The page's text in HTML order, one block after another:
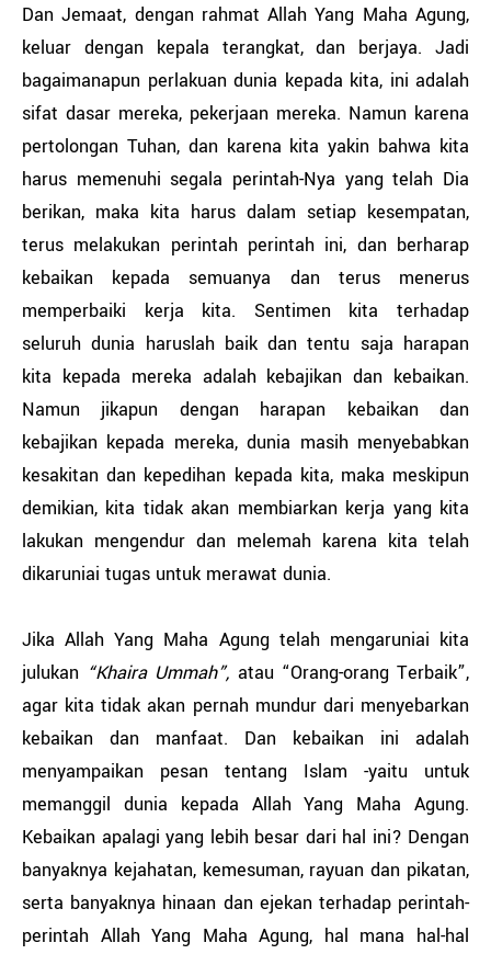
Dan Jemaat, dengan rahmat Allah Yang Maha Agung,
keluar dengan kepala terangkat, dan berjaya. Jadi
bagaimanapun perlakuan dunia kepada kita, ini adalah
sifat dasar mereka, pekerjaan mereka. Namun karena
pertolongan Tuhan, dan karena kita yakin bahwa kita
harus memenuhi segala perintah-Nya yang telah Dia
berikan, maka kita harus dalam setiap kesempatan,
terus melakukan perintah perintah ini, dan berharap
kebaikan kepada semuanya dan terus menerus
memperbaiki kerja kita. Sentimen kita terhadap
seluruh dunia haruslah baik dan tentu saja harapan
kita kepada mereka adalah kebajikan dan kebaikan.
Namun jikapun dengan harapan kebaikan dan
kebajikan kepada mereka, dunia masih menyebabkan
kesakitan dan kepedihan kepada kita, maka meskipun
demikian, kita tidak akan membiarkan kerja yang kita
lakukan mengendur dan melemah karena kita telah
dikaruniai tugas untuk merawat dunia.
Jika Allah Yang Maha Agung telah mengaruniai kita
julukan “Khaira Ummah”, atau “Orang-orang Terbaik”,
agar kita tidak akan pernah mundur dari menyebarkan
kebaikan dan manfaat. Dan kebaikan ini adalah
menyampaikan pesan tentang Islam -yaitu untuk
memanggil dunia kepada Allah Yang Maha Agung.
Kebaikan apalagi yang lebih besar dari hal ini? Dengan
banyaknya kejahatan, kemesuman, rayuan dan pikatan,
serta banyaknya hinaan dan ejekan terhadap perintah-
perintah Allah Yang Maha Agung, hal mana hal-hal